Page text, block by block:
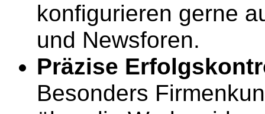
konfigurieren gerne
und Newsforen.
Präzise
Besonders